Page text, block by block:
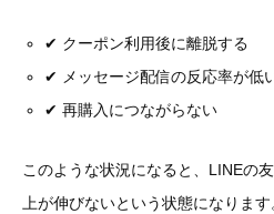
✔ クーポン利用後に離脱する
✔ メッセージ配信の反応率が低
✔ 再購入につながらない
このような状況になると、LINEの
上が伸びないという状態になりま